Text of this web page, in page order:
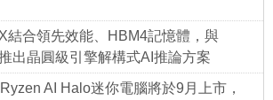
結合領先效能、HBM4記憶體，與
出晶圓級引擎解構式AI推論方案
AI Halo迷你電腦將於9月上市，